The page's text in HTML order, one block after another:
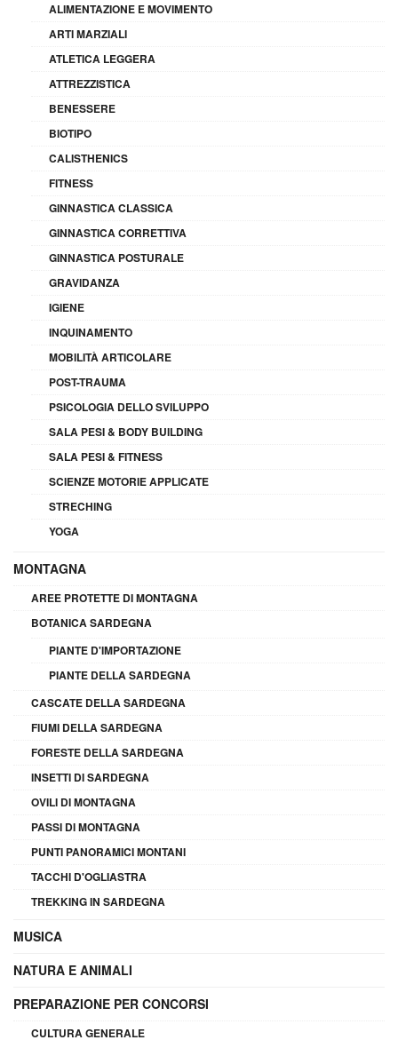
ALIMENTAZIONE E MOVIMENTO
ARTI MARZIALI
ATLETICA LEGGERA
ATTREZZISTICA
BENESSERE
BIOTIPO
CALISTHENICS
FITNESS
GINNASTICA CLASSICA
GINNASTICA CORRETTIVA
GINNASTICA POSTURALE
GRAVIDANZA
IGIENE
INQUINAMENTO
MOBILITÀ ARTICOLARE
POST-TRAUMA
PSICOLOGIA DELLO SVILUPPO
SALA PESI & BODY BUILDING
SALA PESI & FITNESS
SCIENZE MOTORIE APPLICATE
STRECHING
YOGA
MONTAGNA
AREE PROTETTE DI MONTAGNA
BOTANICA SARDEGNA
PIANTE D'IMPORTAZIONE
PIANTE DELLA SARDEGNA
CASCATE DELLA SARDEGNA
FIUMI DELLA SARDEGNA
FORESTE DELLA SARDEGNA
INSETTI DI SARDEGNA
OVILI DI MONTAGNA
PASSI DI MONTAGNA
PUNTI PANORAMICI MONTANI
TACCHI D'OGLIASTRA
TREKKING IN SARDEGNA
MUSICA
NATURA E ANIMALI
PREPARAZIONE PER CONCORSI
CULTURA GENERALE